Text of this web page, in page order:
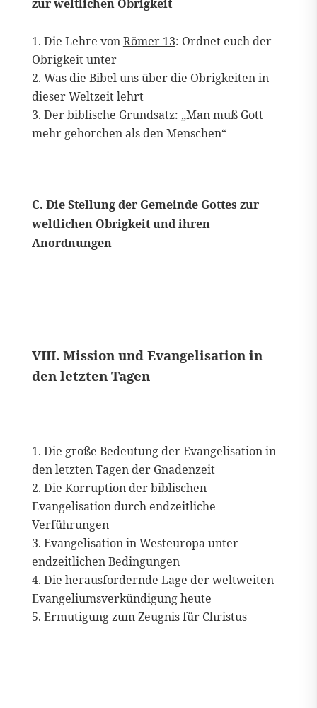
zur weltlichen Obrigkeit
Die Lehre vonRömer 13: Ordnet euch der
Obrigkeit unter
Was die Bibel uns über die Obrigkeiten in
dieser Weltzeit lehrt
Der biblische Grundsatz: „Man muß Gott
mehr gehorchen als den Menschen“
C. Die Stellung der Gemeinde Gottes zur
weltlichen Obrigkeit und ihren
Anordnungen
VIII. Mission und Evangelisation in
den letzten Tagen
Die große Bedeutung der Evangelisation in
den letzten Tagen der Gnadenzeit
Die Korruption der biblischen
Evangelisation durch endzeitliche
Verführungen
Evangelisation in Westeuropa unter
endzeitlichen Bedingungen
Die herausfordernde Lage der weltweiten
Evangeliumsverkündigung heute
Ermutigung zum Zeugnis für Christus